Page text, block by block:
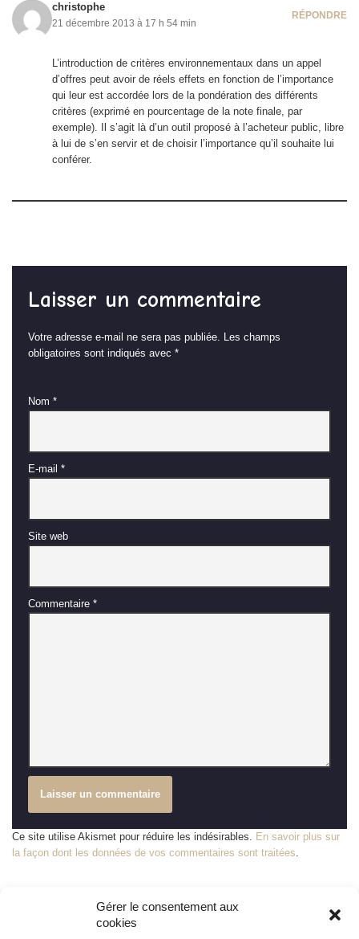
Gérer le consentement aux
cookies
christophe
21 décembre 2013 à 17 h 54 min
RÉPONDRE
L’introduction de critères environnementaux dans un appel
d’offres peut avoir de réels effets en fonction de l’importance
qui leur est accordée lors de la pondération des différents
critères (exprimé en pourcentage de la note finale, par
exemple). Il s’agit là d’un outil proposé à l’acheteur public, libre
à lui de s’en servir et de choisir l’importance qu’il souhaite lui
conférer.
Laisser un commentaire
Votre adresse e-mail ne sera pas publiée. Les champs
obligatoires sont indiqués avec *
Nom *
E-mail *
Site web
Commentaire *
Ce site utilise Akismet pour réduire les indésirables. En savoir plus sur
la façon dont les données de vos commentaires sont traitées.